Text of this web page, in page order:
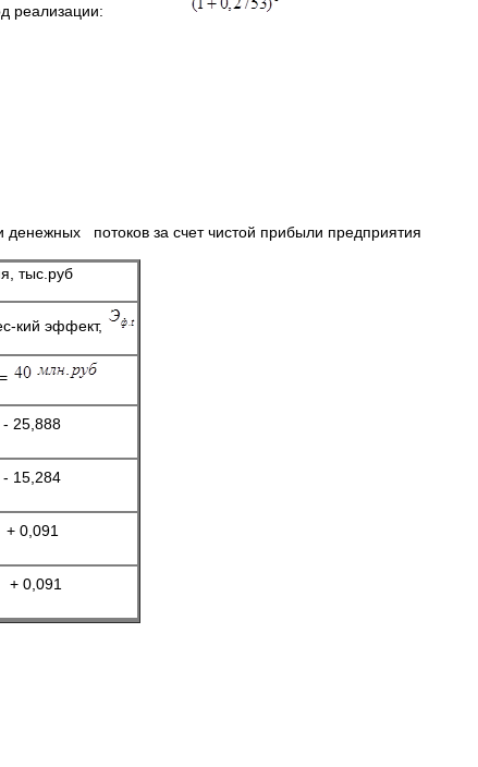
год реализации:
потоков за счет чистой прибыли предприятия
тыс.руб
кий эффект,
=
- 25,888
- 15,284
+ 0,091
+ 0,091